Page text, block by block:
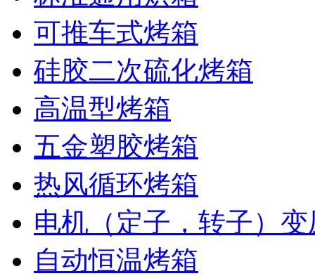
可推车式烤箱
硅胶二次硫化烤箱
高温型烤箱
五金塑胶烤箱
热风循环烤箱
电机（定子，转子）
自动恒温烤箱